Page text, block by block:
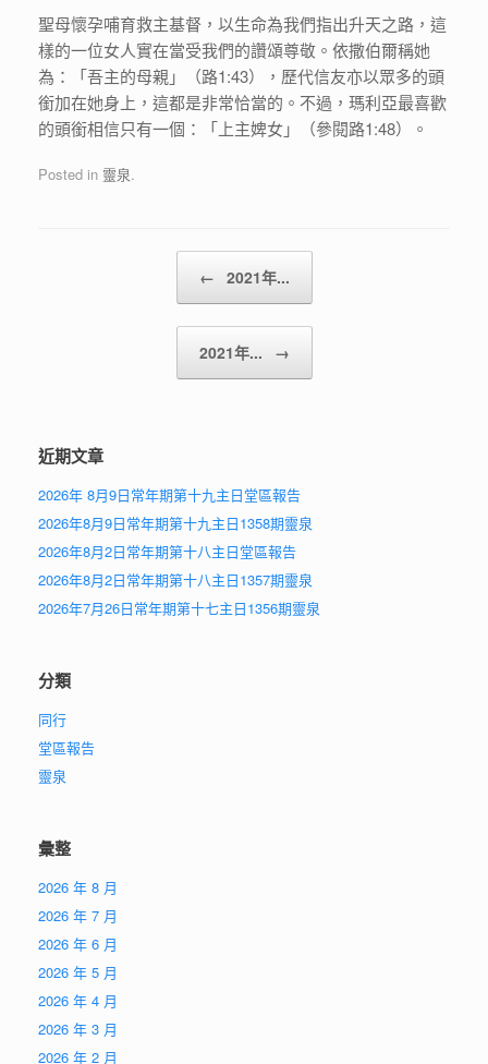
聖母懷孕哺育救主基督，以生命為我們指出升天之路，這
樣的一位女人實在當受我們的讚頌尊敬。依撒伯爾稱她
為：「吾主的母親」（路1:43），歷代信友亦以眾多的頭
銜加在她身上，這都是非常恰當的。不過，瑪利亞最喜歡
的頭銜相信只有一個：「上主婢女」（參閱路1:48）。
Posted in 靈泉.
Post navigation
← 2021年...
2021年... →
近期文章
2026年 8月9日常年期第十九主日堂區報告
2026年8月9日常年期第十九主日1358期靈泉
2026年8月2日常年期第十八主日堂區報告
2026年8月2日常年期第十八主日1357期靈泉
2026年7月26日常年期第十七主日1356期靈泉
分類
同行
堂區報告
靈泉
彙整
2026 年 8 月
2026 年 7 月
2026 年 6 月
2026 年 5 月
2026 年 4 月
2026 年 3 月
2026 年 2 月